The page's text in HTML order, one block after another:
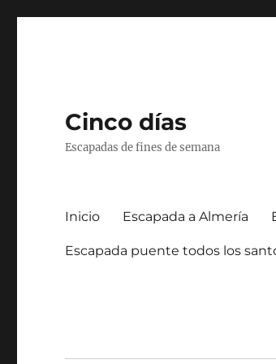
Cinco días
Escapadas de fines de semana
Inicio Escapada a Almería
Escapada puente todos los